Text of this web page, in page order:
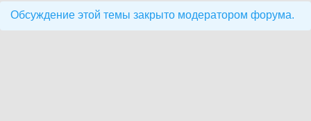
Обсуждение этой темы закрыто модератором форума.